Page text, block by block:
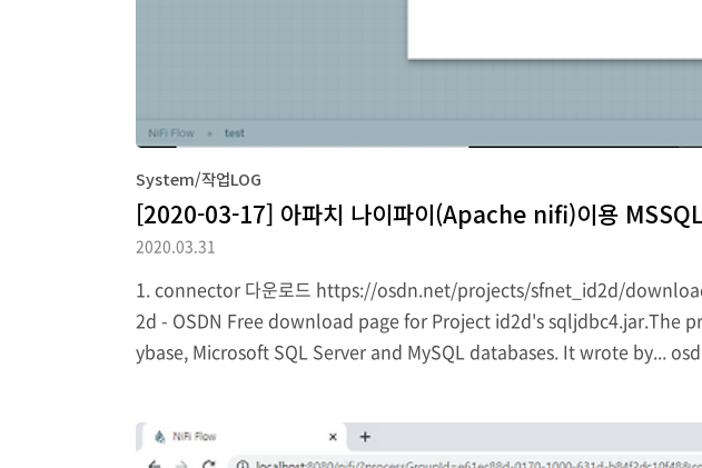
System/작업LOG
[2020-03-17] 아파치 나이파이(Apache nifi)이용
2020.03.31
1. connector 다운로드 https://osdn.net/projects/sfnet_id2d/
2d - OSDN Free download page for Project id2d's
ybase, Microsoft SQL Server and MySQL databases. It wrote by...